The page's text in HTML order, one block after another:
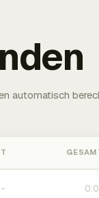
automatisch